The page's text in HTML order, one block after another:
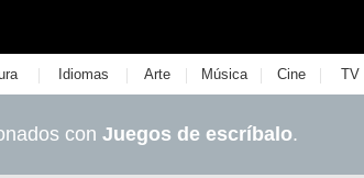
| Idiomas | Arte | Música | Cine | TV
con Juegos de escríbalo.